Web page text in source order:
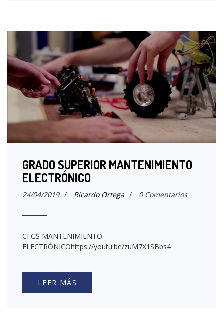
GRADO SUPERIOR MANTENIMIENTO
ELECTRÓNICO
24/04/2019 / Ricardo Ortega / 0 Comentarios
CFGS MANTENIMIENTO
ELECTRÓNICOhttps://youtu.be/zuM7X1SBbs4
LEER MÁS